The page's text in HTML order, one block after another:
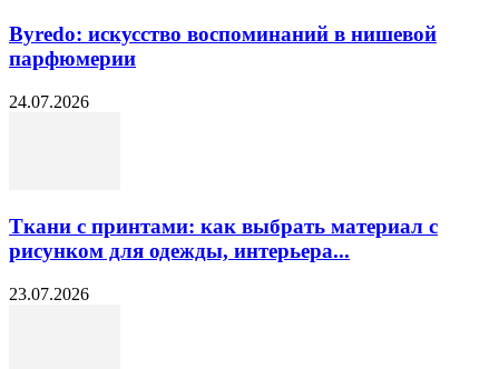
Byredo: искусство воспоминаний в нишевой
парфюмерии
24.07.2026
Ткани с принтами: как выбрать материал с
рисунком для одежды, интерьера...
23.07.2026